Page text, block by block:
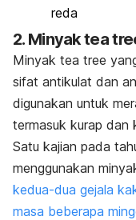
reda
2. Minyaktea
Minyak tea tree
sifat antikulat dan
digunakan untuk
termasuk kurap dan
Satu kajian pada
menggunakan
kedua-dua gejala
masa beberapa